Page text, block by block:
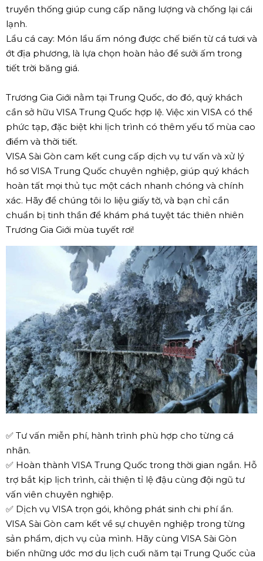
truyền thống giúp cung cấp năng lượng và chống lại cái
lạnh.
Lẩu cá cay: Món lẩu ấm nóng được chế biến từ cá tươi và
ớt địa phương, là lựa chọn hoàn hảo để sưởi ấm trong
tiết trời băng giá.
Trương Gia Giới nằm tại Trung Quốc, do đó, quý khách
cần sở hữu VISA Trung Quốc hợp lệ. Việc xin VISA có thể
phức tạp, đặc biệt khi lịch trình có thêm yếu tố mùa cao
điểm và thời tiết.
VISA Sài Gòn cam kết cung cấp dịch vụ tư vấn và xử lý
hồ sơ VISA Trung Quốc chuyên nghiệp, giúp quý khách
hoàn tất mọi thủ tục một cách nhanh chóng và chính
xác. Hãy để chúng tôi lo liệu giấy tờ, và bạn chỉ cần
chuẩn bị tinh thần để khám phá tuyệt tác thiên nhiên
Trương Gia Giới mùa tuyết rơi!
✅ Tư vấn miễn phí, hành trình phù hợp cho từng cá
nhân.
✅ Hoàn thành VISA Trung Quốc trong thời gian ngắn. Hỗ
trợ bắt kịp lịch trình, cải thiện tỉ lệ đậu cùng đội ngũ tư
vấn viên chuyên nghiệp.
✅ Dịch vụ VISA trọn gói, không phát sinh chi phí ẩn.
VISA Sài Gòn cam kết về sự chuyên nghiệp trong từng
sản phẩm, dịch vụ của mình. Hãy cùng VISA Sài Gòn
biến những ước mơ du lịch cuối năm tại Trung Quốc của